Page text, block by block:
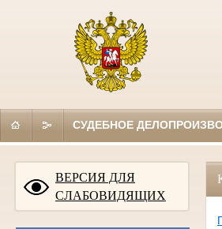
СУДЕБНОЕ
ВЕРСИЯ ДЛЯ
СЛАБОВИДЯЩИХ